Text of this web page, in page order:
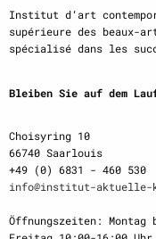
Institut d‘art
supérieure des beaux-
spécialisé dans les
Bleiben Sie auf dem
Choisyring 10
66740 Saarlouis
+49 (0) 6831 - 460 530
info@institut-aktuelle-
Öffnungszeiten: Montag